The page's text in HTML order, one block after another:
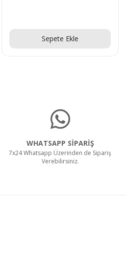
Sepete Ekle
WHATSAPP SİPARİŞ
7x24 Whatsapp Üzerinden de Sipariş
Verebilirsiniz.